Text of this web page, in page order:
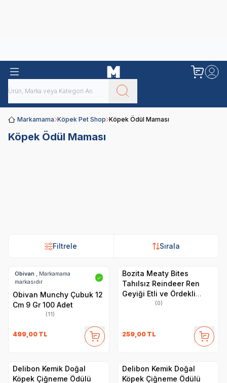
Markamama Köpek Pet Shop Köpek Ödül Maması
Köpek Ödül Maması
Filtrele Sırala
Obivan , Markamama
markasıdır.
✓
Obivan Munchy Çubuk 12
Cm 9 Gr 100 Adet
(11)
499,00 TL
Bozita Meaty Bites
Tahılsız Reindeer Ren
Geyiği Etli ve Ördekli
Köpek Ödül Maması 70 gr
(0)
259,00 TL
Delibon Kemik Doğal
Köpek Çiğneme Ödülü
Delibon Kemik Doğal
Köpek Çiğneme Ödülü